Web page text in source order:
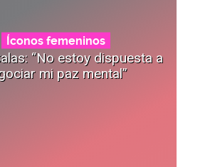
Íconos femeninos
“No estoy dispuesta a
mi paz mental”